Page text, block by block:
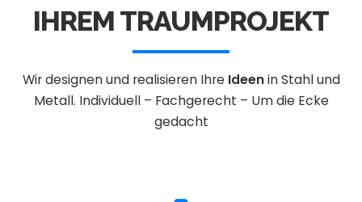
IHREM TRAUMPROJEKT
Wir designen und realisieren Ihre Ideenin Stahl und
Metall. Individuell – Fachgerecht – Um die Ecke
gedacht